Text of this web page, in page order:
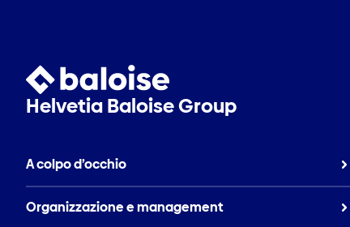
Helvetia Baloise Group
A colpo d’occhio
Organizzazione e management